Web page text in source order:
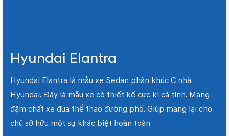
Hyundai Elantra
Hyundai Elantra là mẫu xe Sedan phân khúc C nhà
Hyundai. Đây là mẫu xe có thiết kế cực kì cá tính. Mang
đậm chất xe đua thể thao đường phố. Giúp mang lại cho
chủ sở hữu một sự khác biệt hoàn toàn